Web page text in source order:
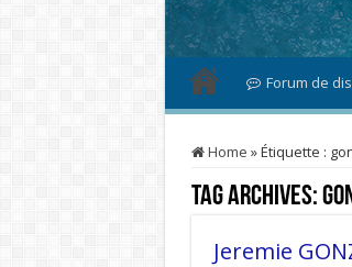
Forum de
Home »Étiquette :
Tag Archives:
Jeremie